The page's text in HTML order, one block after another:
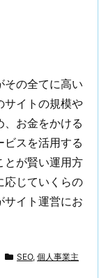
その全てに高い
サイトの規模や
お金をかける
ビスを活用する
とが賢い運用方
応じていくらの
サイト運営にお
SEO, 個人事業主